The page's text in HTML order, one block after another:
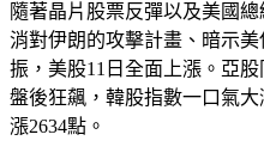
隨著晶片股票反彈以及美國總
消對伊朗的攻擊計畫、暗示
振，美股11日全面上漲。亞股
盤後狂飆，韓股指數一口氣大